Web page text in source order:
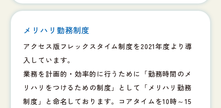
メリハリ勤務制度
アクセス版フレックスタイム制度を2021年度より導
入しています。
業務を計画的・効率的に行うために「勤務時間のメ
リハリをつけるための制度」として「メリハリ勤務
制度」と命名しております。コアタイムを10時～15